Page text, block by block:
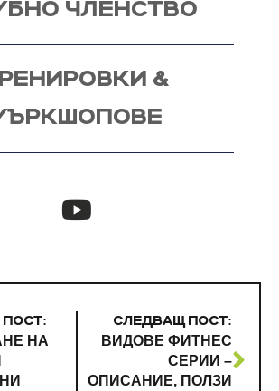
ЧЛЕНСТВО
&
ПОСТ:
НА
СЛЕДВАЩ ПОСТ:
ВИДОВЕ ФИТНЕС
СЕРИИ –
ОПИСАНИЕ, ПОЛЗИ